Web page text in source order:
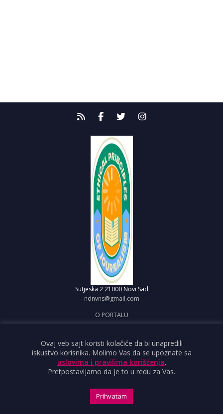
Sutjeska 2 21000 Novi Sad
ndnvns@gmail.com
O PORTALU
OBJAVI VEST
USLOVI KORIŠĆENJA
Ovaj veb sajt koristi kolačiće da bi unapredili
iskustvo korisnika. Molimo Vas da se upoznate sa
uslovima i pravilima korišćenja.
Pretpostavljamo da je to u redu za Vas.
Prihvatam